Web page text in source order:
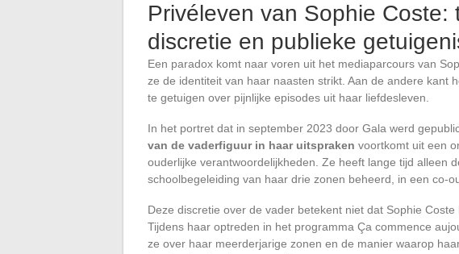
Privéleven van Sophie Coste:
discretie en publieke
Een paradox komt naar voren uit het mediaparcours van
ze de identiteit van haar naasten strikt. Aan de andere kant
te getuigen over pijnlijke episodes uit haar liefdesleven.
In het portret dat in september 2023 door Gala werd
van de vaderfiguur in haar uitspraken voortkomt uit een
ouderlijke verantwoordelijkheden. Ze heeft lange tijd alleen
schoolbegeleiding van haar drie zonen beheerd, in een co-
Deze discretie over de vader betekent niet dat Sophie
Tijdens haar optreden in het programma Ça commence
ze over haar meerderjarige zonen en de manier waarop